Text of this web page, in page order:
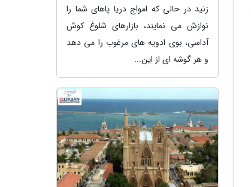
زنید در حالی که امواج دریا پاهای شما را
نوازش می نمایند، بازارهای شلوغ کوش
آداسی، بوی ادویه های مرغوب را می دهد
و هر گوشه ای از این...